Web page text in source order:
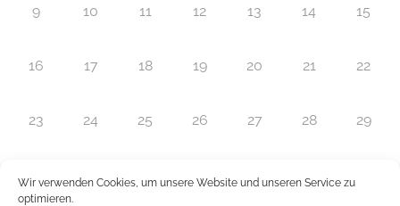
Wir verwenden Cookies, um unsere Website und unseren Service zu
optimieren.
9 10 11 12 13 14 15
16 17 18 19 20 21 22
23 24 25 26 27 28 29
30 3 4 5